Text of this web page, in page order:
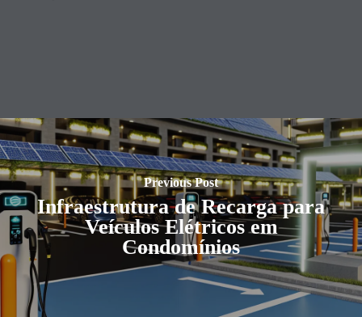
Previous Post
Infraestrutura de Recarga para
Veículos Elétricos em
Condomínios